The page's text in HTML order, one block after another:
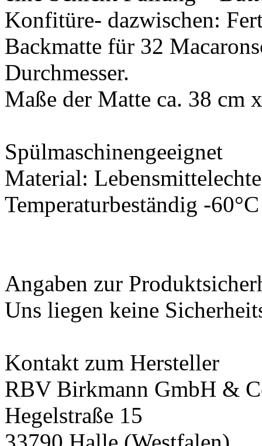
Konfitüre- dazwischen:
Backmatte für 32
Durchmesser.
Maße der Matte ca. 38 cm
Spülmaschinengeeignet
Material:
Temperaturbeständig -
Angaben zur
Uns liegen keine
Kontakt zum Hersteller
RBV Birkmann GmbH &
Hegelstraße 15